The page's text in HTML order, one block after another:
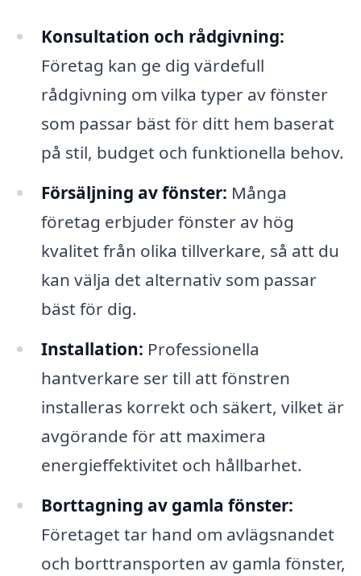
Konsultation och rådgivning:
Företag kan ge dig värdefull
rådgivning om vilka typer av fönster
som passar bäst för ditt hem baserat
på stil, budget och funktionella behov.
Försäljning av fönster: Många
företag erbjuder fönster av hög
kvalitet från olika tillverkare, så att du
kan välja det alternativ som passar
bäst för dig.
Installation: Professionella
hantverkare ser till att fönstren
installeras korrekt och säkert, vilket är
avgörande för att maximera
energieffektivitet och hållbarhet.
Borttagning av gamla fönster:
Företaget tar hand om avlägsnandet
och borttransporten av gamla fönster,